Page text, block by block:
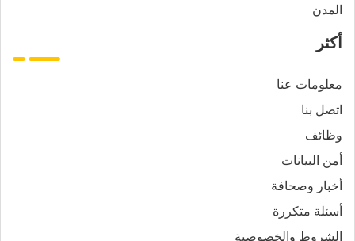
المدن
أكثر
معلومات عنا
اتصل بنا
وظائف
أمن البيانات
أخبار وصحافة
أسئلة متكررة
الشروط والخصوصية